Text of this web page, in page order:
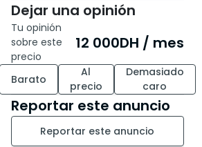
Dejar una opinión
Tu opinión
sobre este
precio
12 000DH / mes
Barato
Al
precio
Demasiado
caro
Reportar este anuncio
Reportar este anuncio